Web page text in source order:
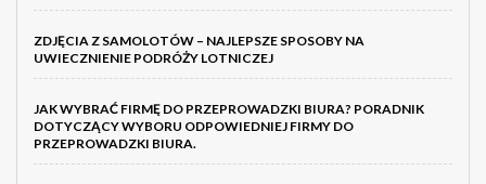
ZDJĘCIA Z SAMOLOTÓW – NAJLEPSZE SPOSOBY NA
UWIECZNIENIE PODRÓŻY LOTNICZEJ
JAK WYBRAĆ FIRMĘ DO PRZEPROWADZKI BIURA? PORADNIK
DOTYCZĄCY WYBORU ODPOWIEDNIEJ FIRMY DO
PRZEPROWADZKI BIURA.